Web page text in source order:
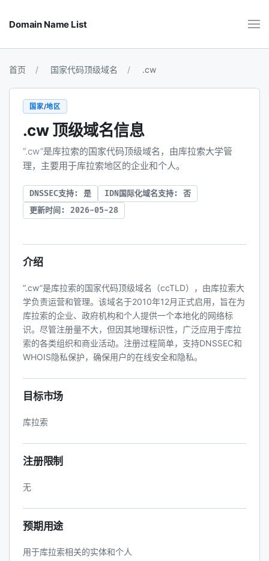
Domain Name List
首页 国家代码顶级域名 .cw
国家/地区
.cw 顶级域名信息
“.cw”是库拉索的国家代码顶级域名，由库拉索大学管
理，主要用于库拉索地区的企业和个人。
DNSSEC支持: 是
IDN国际化域名支持: 否
更新时间: 2026-05-28
介绍
“.cw”是库拉索的国家代码顶级域名（ccTLD），由库拉索大
学负责运营和管理。该域名于2010年12月正式启用，旨在为
库拉索的企业、政府机构和个人提供一个本地化的网络标
识。尽管注册量不大，但因其地理标识性，广泛应用于库拉
索的各类组织和商业活动。注册过程简单，支持DNSSEC和
WHOIS隐私保护，确保用户的在线安全和隐私。
目标市场
库拉索
注册限制
无
预期用途
用于库拉索相关的实体和个人